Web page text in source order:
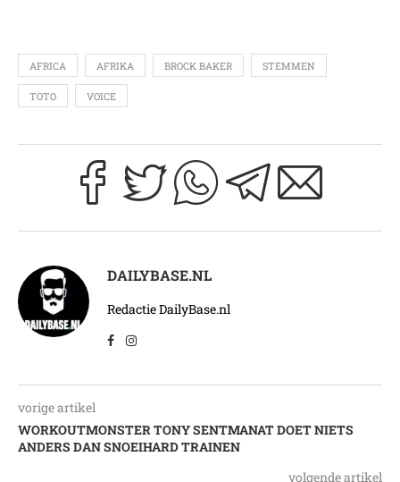
AFRICA AFRIKA BROCK BAKER STEMMEN
TOTO VOICE
DAILYBASE.NL
Redactie DailyBase.nl
vorige artikel
WORKOUTMONSTER TONY SENTMANAT DOET NIETS
ANDERS DAN SNOEIHARD TRAINEN
volgende artikel